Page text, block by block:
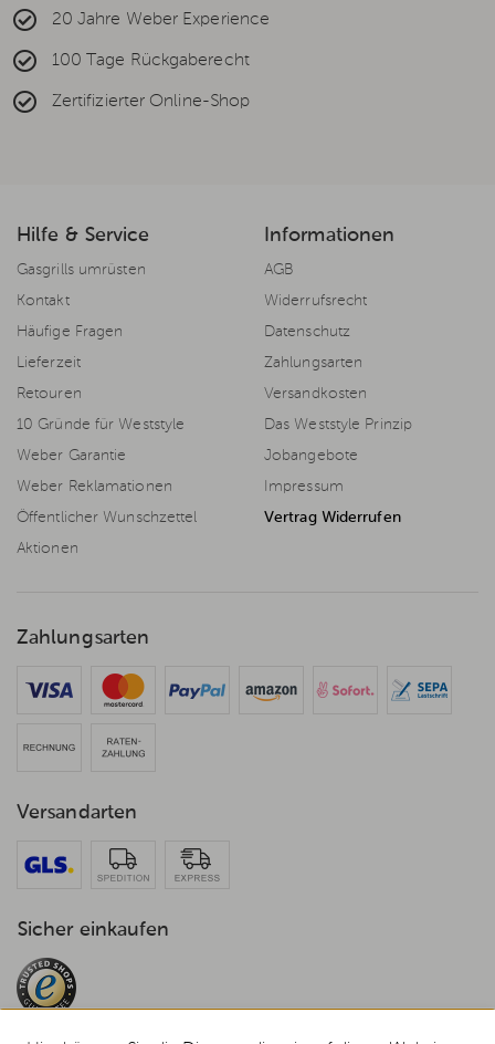
20 Jahre Weber Experience
100 Tage Rückgaberecht
Zertifizierter Online-Shop
Hilfe & Service
Gasgrills umrüsten
Kontakt
Häufige Fragen
Lieferzeit
Retouren
10 Gründe für Weststyle
Weber Garantie
Weber Reklamationen
Öffentlicher Wunschzettel
Aktionen
Informationen
AGB
Widerrufsrecht
Datenschutz
Zahlungsarten
Versandkosten
Das Weststyle Prinzip
Jobangebote
Impressum
Vertrag Widerrufen
Zahlungsarten
Versandarten
Sicher einkaufen